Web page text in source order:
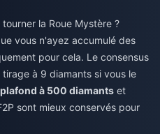
la Roue Mystère ?
vous n'ayez accumulé des
pour cela. Le consensus
à 9 diamants si vous le
à 500 diamants et
sont mieux conservés pour